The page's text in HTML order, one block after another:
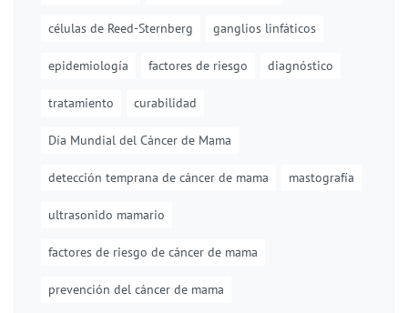
células de Reed-Sternberg ganglios linfáticos
epidemiología factores de riesgo diagnóstico
tratamiento curabilidad
Día Mundial del Cáncer de Mama
detección temprana de cáncer de mama mastografía
ultrasonido mamario
factores de riesgo de cáncer de mama
prevención del cáncer de mama